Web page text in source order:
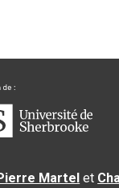
Martel et